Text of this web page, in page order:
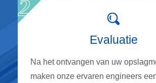
Evaluatie
Na het ontvangen van uw
maken onze ervaren engineers